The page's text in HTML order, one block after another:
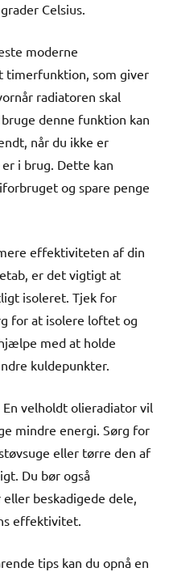
Celsius.
moderne
timerfunktion, som giver
radiatoren skal
denne funktion kan
når du ikke er
i brug. Dette kan
og spare penge
effektiviteten af din
er det vigtigt at
isoleret. Tjek for
for at isolere loftet og
med at holde
kuldepunkter.
velholdt olieradiator vil
mindre energi. Sørg for
eller tørre den af
Du bør også
beskadigede dele,
effektivitet.
tips kan du opnå en